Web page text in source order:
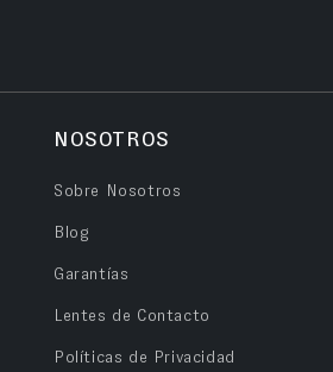
NOSOTROS
Sobre Nosotros
Blog
Garantías
Lentes de Contacto
Políticas de Privacidad